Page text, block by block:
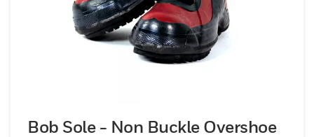
Bob Sole - Non Buckle Overshoe